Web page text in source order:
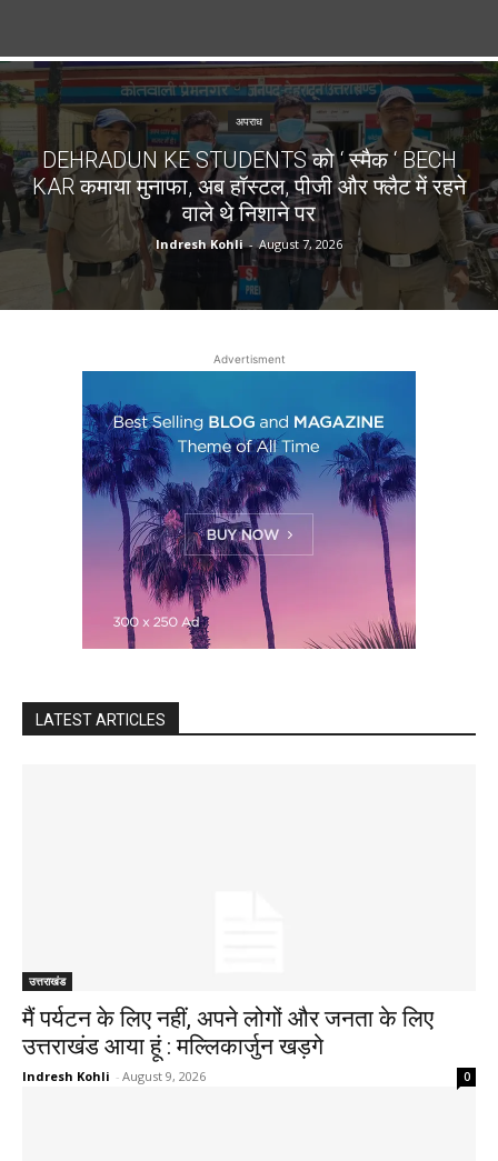
अपराध
DEHRADUN KE STUDENTS को ‘ स्मैक ‘ BECH
KAR कमाया मुनाफा, अब हॉस्टल, पीजी और फ्लैट में रहने
वाले थे निशाने पर
Indresh Kohli - August 7, 2026
Advertisment
LATEST ARTICLES
उत्तराखंड
मैं पर्यटन के लिए नहीं, अपने लोगों और जनता के लिए
उत्तराखंड आया हूं : मल्लिकार्जुन खड़गे
Indresh Kohli - August 9, 2026 0